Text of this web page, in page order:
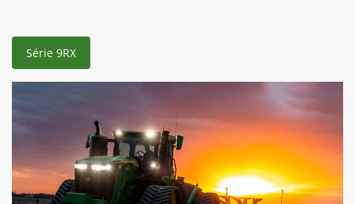
Série 9RX